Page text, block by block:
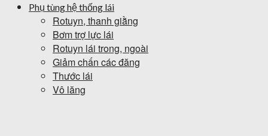
Phụ tùng hệ thống lái
Rotuyn, thanh giằng
Bơm trợ lực lái
Rotuyn lái trong, ngoài
Giảm chấn các đăng
Thước lái
Vô lăng